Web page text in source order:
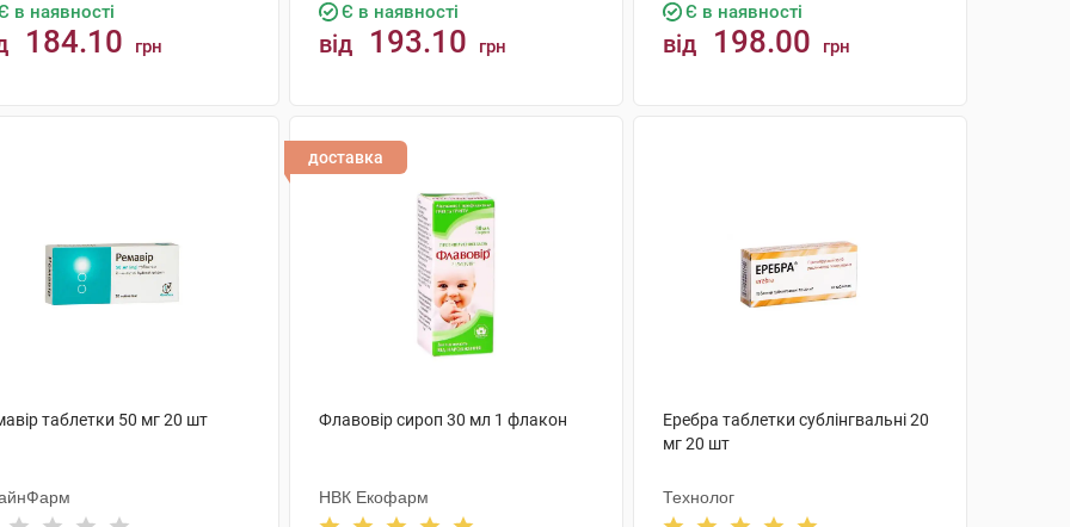
в наявності
184.10 грн
Є в наявності
від 193.10 грн
Є в наявності
від 198.00 грн
таблетки 50 мг 20 шт
доставка
Флавовір сироп 30 мл 1 флакон
НВК Екофарм
Еребра таблетки сублінгвальні 20
мг 20 шт
Технолог